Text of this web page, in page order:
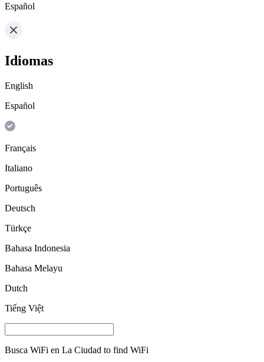
Español
Idiomas
English
Español
Français
Italiano
Português
Deutsch
Türkçe
Bahasa Indonesia
Bahasa Melayu
Dutch
Tiếng Việt
Busca WiFi en La Ciudad to find WiFi